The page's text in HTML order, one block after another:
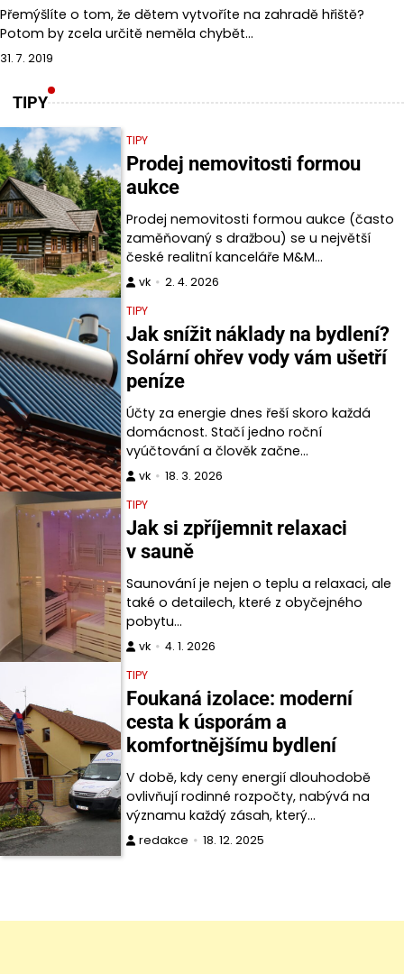
Přemýšlíte o tom, že dětem vytvoříte na zahradě hřiště?
Potom by zcela určitě neměla chybět…
31. 7. 2019
TIPY
TIPY
Prodej nemovitosti formou
aukce
Prodej nemovitosti formou aukce (často
zaměňovaný s dražbou) se u největší
české realitní kanceláře M&M…
vk
2. 4. 2026
TIPY
Jak snížit náklady na bydlení?
Solární ohřev vody vám ušetří
peníze
Účty za energie dnes řeší skoro každá
domácnost. Stačí jedno roční
vyúčtování a člověk začne…
vk
18. 3. 2026
TIPY
Jak si zpříjemnit relaxaci
v sauně
Saunování je nejen o teplu a relaxaci, ale
také o detailech, které z obyčejného
pobytu…
vk
4. 1. 2026
TIPY
Foukaná izolace: moderní
cesta k úsporám a
komfortnějšímu bydlení
V době, kdy ceny energií dlouhodobě
ovlivňují rodinné rozpočty, nabývá na
významu každý zásah, který…
redakce 18. 12. 2025